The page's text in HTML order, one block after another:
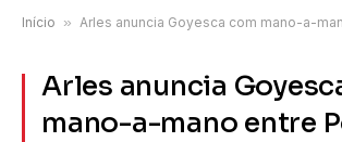
Início » Arles anuncia Goyesca com mano-a-mano
Arles anuncia
mano-a-mano entre